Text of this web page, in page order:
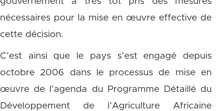
nécessaires pour la mise en œuvre effective de
cette décision.
C’est ainsi que le pays s’est engagé depuis
octobre 2006 dans le processus de mise en
œuvre de l’agenda du Programme Détaillé du
Développement de l’Agriculture Africaine